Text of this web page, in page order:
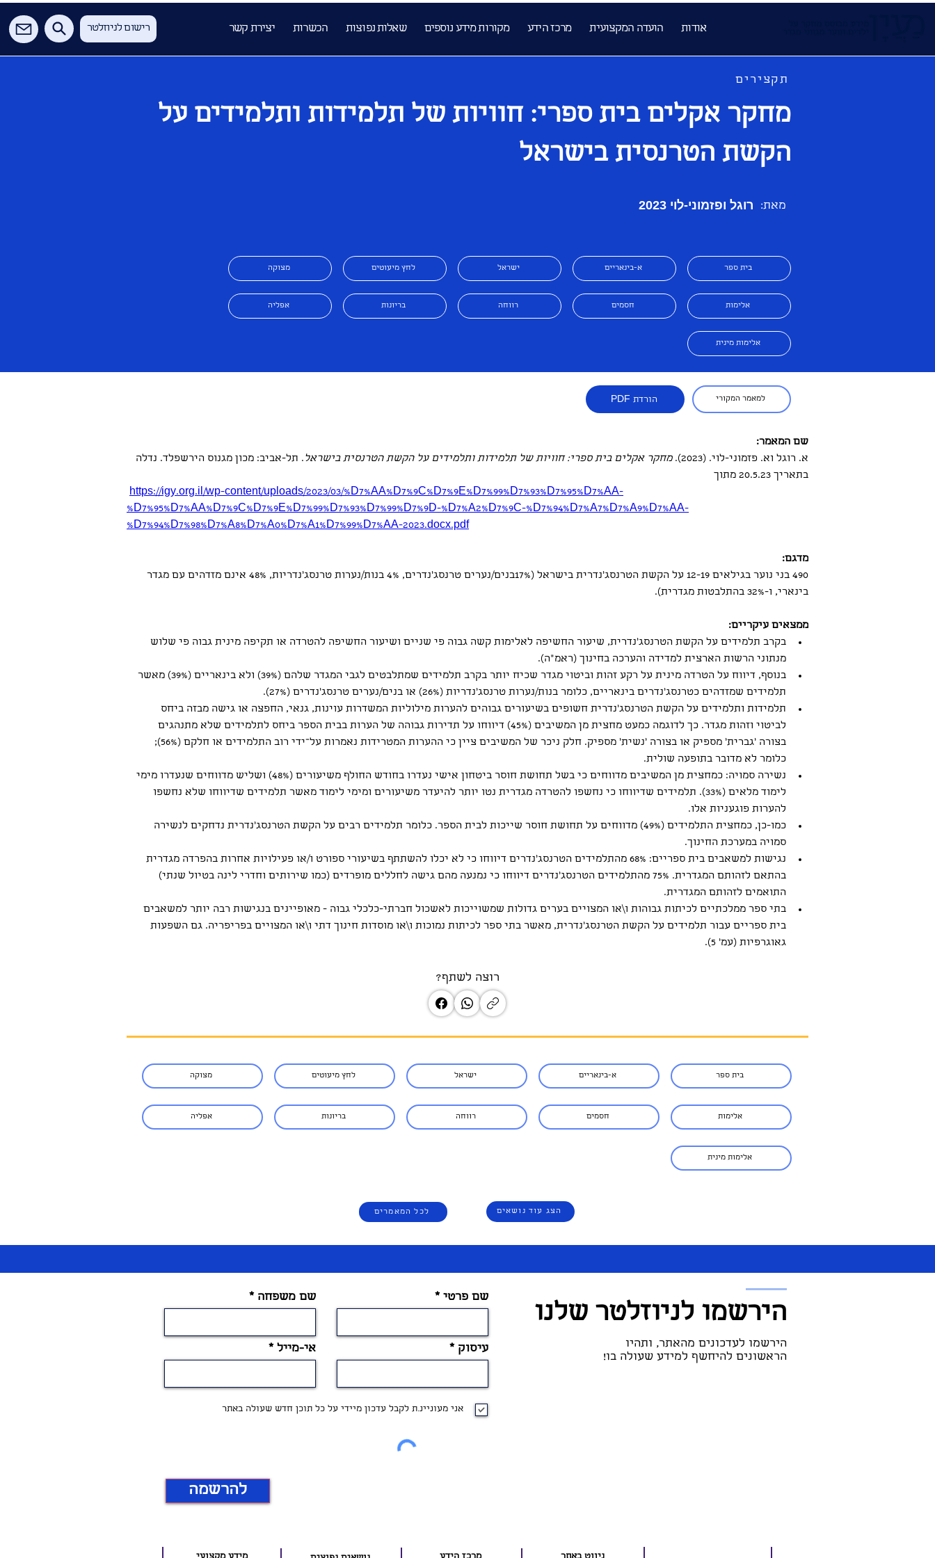
רישום לניוזלטר אודות הועדה המקצועית מרכז הידע מקורות מידע נוספים שאלות נפוצות הכשרות יצירת קשר
מחקר אקלים בית ספרי: חוויות של תלמידות ותלמידים על
הקשת הטרנסית בישראל
תקצירים
רוגל ופזמוני-לוי 2023 מאת:
בית ספר
אלימות
אלימות מינית
א-בינאריים
חסמים
ישראל
רווחה
לחץ מיעוטים
בריונות
מצוקה
אפליה
הורדת PDF למאמר המקורי
שם המאמר:
א. רוגל וא. פזמוני-לוי. (2023).
מחקר אקלים בית ספרי: חוויות של תלמידות ותלמידים על הקשת הטרנסית בישראל. תל-אביב: מכון מגנוס הירשפלד. נדלה
בתאריך 20.5.23 מתוך
https://igy.org.il/wp-content/uploads/2023/03/%D7%AA%D7%9C%D7%9E%D7%99%D7%93%D7%95%D7%AA-
%D7%95%D7%AA%D7%9C%D7%9E%D7%99%D7%93%D7%99%D7%9D-%D7%A2%D7%9C-%D7%94%D7%A7%D7%A9%D7%AA-
%D7%94%D7%98%D7%A8%D7%A0%D7%A1%D7%99%D7%AA-2023.docx.pdf
מדגם:
490 בני נוער בגילאים 12-19 על הקשת הטרנסג'נדרית בישראל (17%בנים/נערים טרנסג'נדרים, 4% בנות/נערות טרנסג'נדריות, 48% אינם מזדהים עם מגדר
בינארי, ו-32% בהתלבטות מגדרית).
ממצאים עיקריים:
בקרב תלמידים על הקשת הטרנסג'נדרית, שיעור החשיפה לאלימות קשה גבוה פי שניים ושיעור החשיפה להטרדה או תקיפה מינית גבוה פי שלוש
מנתוני הרשות הארצית למדידה והערכה בחינוך (ראמ"ה).
בנוסף, דיווח על הטרדה מינית על רקע זהות וביטוי מגדר שכיח יותר בקרב תלמידים שמתלבטים לגבי המגדר שלהם (39%) ולא בינאריים (39%) מאשר
תלמידים שמזדהים כטרנסג'נדרים בינאריים, כלומר בנות/נערות טרנסג'נדריות (26%) או בנים/נערים טרנסג'נדרים (27%).
תלמידות ותלמידים על הקשת הטרנסג'נדרית חשופים בשיעורים גבוהים להערות מילוליות המשדרות עוינות, גנאי, החפצה או גישה מבזה ביחס
לביטוי וזהות מגדר. כך לדוגמה כמעט מחצית מן המשיבים (45%) דיווחו על תדירות גבוהה של הערות בבית הספר ביחס לתלמידים שלא מתנהגים
בצורה 'גברית' מספיק או בצורה 'נשית' מספיק. חלק ניכר של המשיבים ציין כי ההערות המטרידות נאמרות על־ידי רוב התלמידים או חלקם (56%);
כלומר לא מדובר בתופעה שולית.
נשירה סמויה: כמחצית מן המשיבים מדווחים כי בשל תחושת חוסר ביטחון אישי נעדרו בחודש החולף משיעורים (48%) ושליש מדווחים שנעדרו מימי
לימוד מלאים (33%). תלמידים שדיווחו כי נחשפו להטרדה מגדרית נטו יותר להיעדר משיעורים ומימי לימוד מאשר תלמידים שדיווחו שלא נחשפו
להערות פוגעניות אלו.
כמו-כן, כמחצית התלמידים (49%) מדווחים על תחושת חוסר שייכות לבית הספר. כלומר תלמידים רבים על הקשת הטרנסג'נדרית נדחקים לנשירה
סמויה במערכת החינוך.
נגישות למשאבים בית ספריים: 68% מהתלמידים הטרנסג'נדרים דיווחו כי לא יכלו להשתתף בשיעורי ספורט ו/או פעילויות אחרות בהפרדה מגדרית
בהתאם לזהותם המגדרית. 75% מהתלמידים הטרנסג'נדרים דיווחו כי נמנעה מהם גישה לחללים מופרדים (כמו שירותים וחדרי לינה בטיול שנתי)
התואמים לזהותם המגדרית.
בתי ספר ממלכתיים לכיתות גבוהות ו\או המצויים בערים גדולות שמשוייכות לאשכול חברתי-כלכלי גבוה - מאופיינים בנגישות רבה יותר למשאבים
בית ספריים עבור תלמידים על הקשת הטרנסג'נדרית, מאשר בתי ספר לכיתות נמוכות ו\או מוסדות חינוך דתי ו\או המצויים בפריפריה. גם השפעות
גאוגרפיות (עמ׳ 5).
רוצה לשתף?
בית ספר
אלימות
אלימות מינית
א-בינאריים
חסמים
ישראל
רווחה
לחץ מיעוטים
בריונות
מצוקה
אפליה
לכל המאמרים הצג עוד נושאים
שם משפחה
אי-מייל
שם פרטי
עיסוק
אני מעוניינ.ת לקבל עדכון מיידי על כל תוכן חדש שעולה באתר
להרשמה
הירשמו לניוזלטר שלנו
הירשמו לעדכונים מהאתר, ותהיו
הראשונים להיחשף למידע שעולה בו!